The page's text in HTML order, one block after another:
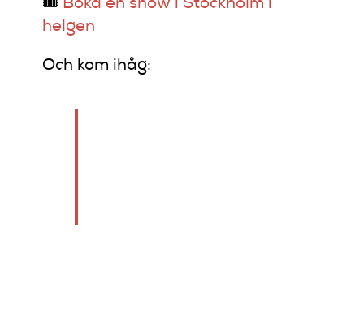
🎟️ Boka en show i Stockholm i
helgen
Och kom ihåg: